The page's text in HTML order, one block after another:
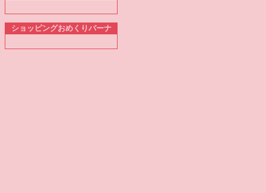
ショッピングおめくりバーナ